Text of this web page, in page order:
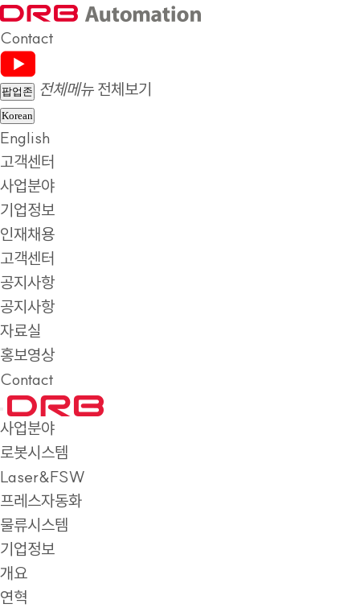
Contact
팝업존 전체메뉴 전체보기
Korean
English
고객센터
사업분야
기업정보
인재채용
고객센터
공지사항
공지사항
자료실
홍보영상
Contact
사업분야
로봇시스템
Laser&FSW
프레스자동화
물류시스템
기업정보
개요
연혁